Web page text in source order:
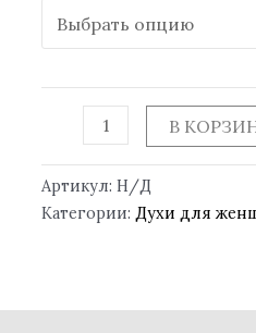
В
Артикул: Н/Д
Категории: Духи для